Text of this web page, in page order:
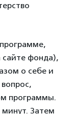
сайте фонда),
о себе и
программы.
Затем